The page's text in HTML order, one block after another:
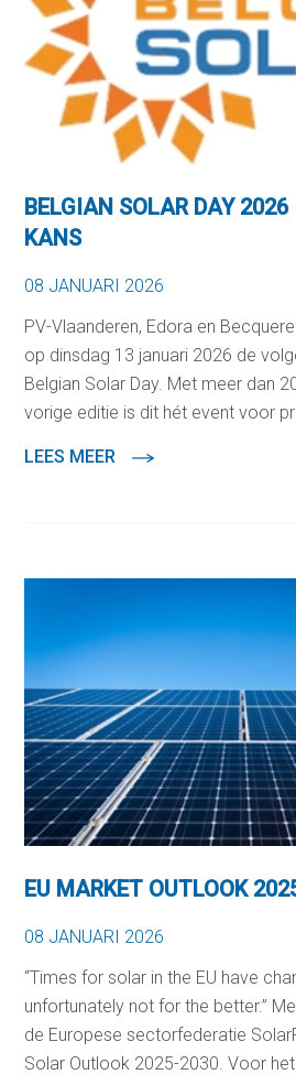
BELGIAN SOLAR DAY
KANS
08 JANUARI 2026
PV-Vlaanderen, Edora en
op dinsdag 13 januari 2026 de
Belgian Solar Day. Met meer dan
vorige editie is dit hét event voor pr
LEES MEER
EU MARKET OUTLOOK
08 JANUARI 2026
“Times for solar in the EU have
unfortunately not for the better.”
de Europese sectorfederatie
Solar Outlook 2025-2030. Voor